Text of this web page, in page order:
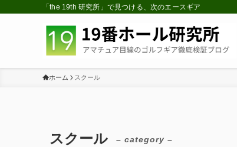
「the 19th 研究所」で見つける、次のエースギア
ホーム スクール
スクール – category –